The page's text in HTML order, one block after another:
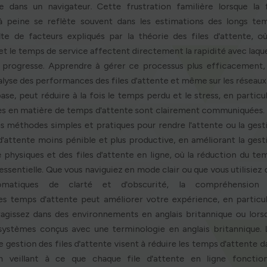
dans un navigateur. Cette frustration familière lorsque la
peine se reflète souvent dans les estimations des longs
de facteurs expliqués par la théorie des files d'attente,
le temps de service affectent directement la rapidité avec
Apprendre à gérer ce processus plus efficacement,
des performances des files d'attente et même sur les
peut réduire à la fois le temps perdu et le stress, en
en matière de temps d'attente sont clairement communiquées.
méthodes simples et pratiques pour rendre l'attente ou la
moins pénible et plus productive, en améliorant la
et des files d'attente en ligne, où la réduction du
Que vous naviguiez en mode clair ou que vous utilisiez
de clarté et d'obscurité, la compréhension
temps d'attente peut améliorer votre expérience, en
dans des environnements en anglais britannique ou
conçus avec une terminologie en anglais britannique.
gestion des files d'attente visent à réduire les temps d'attente
veillant à ce que chaque file d'attente en ligne